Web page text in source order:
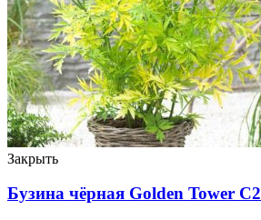
Закрыть
Бузина чёрная Golden Tower C2